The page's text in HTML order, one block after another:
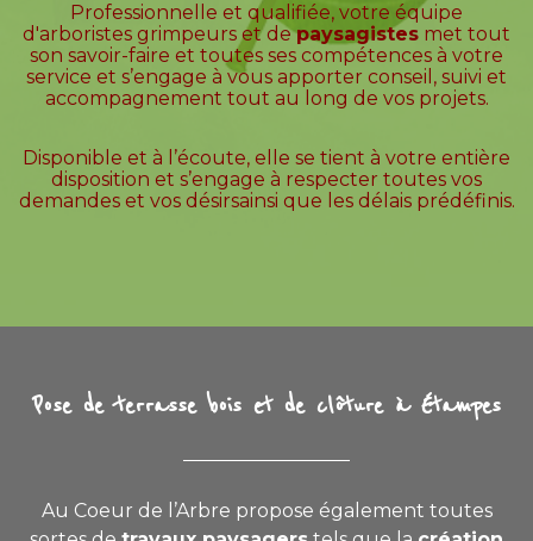
Professionnelle et qualifiée, votre équipe
d'arboristes grimpeurs et depaysagistes met tout
son savoir-faire et toutes ses compétences à votre
service et s’engage à vous apporter conseil, suivi et
accompagnement tout au long de vos projets.
Disponible et à l’écoute, elle se tient à votre entière
disposition et s’engage à respecter toutes vos
demandes et vos désirsainsi que les délais prédéfinis.
Pose de terrasse bois et de clôture à Étampes
Au Coeur de l’Arbre propose également toutes